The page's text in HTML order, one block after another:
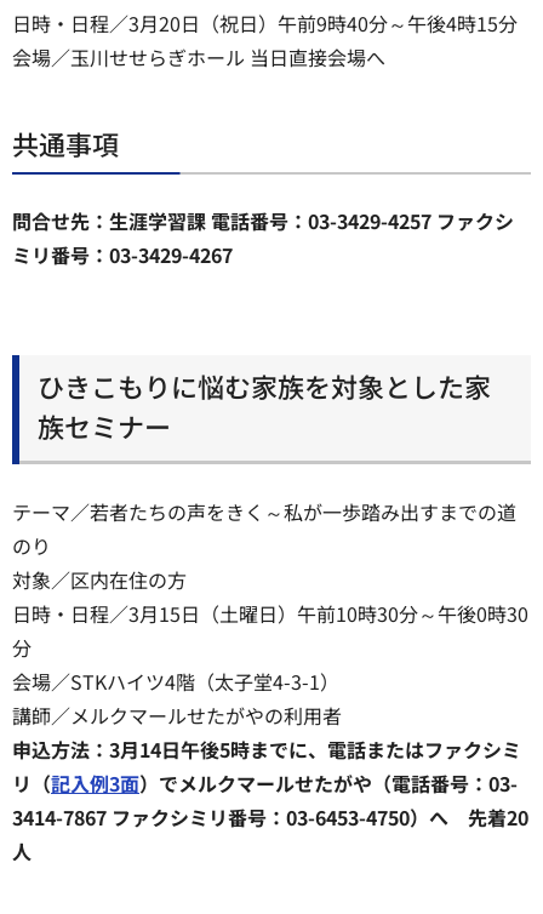
日時・日程／3月20日（祝日）午前9時40分～午後4時15分
会場／玉川せせらぎホール 当日直接会場へ
共通事項
問合せ先：生涯学習課 電話番号：03-3429-4257 ファクシ
ミリ番号：03-3429-4267
ひきこもりに悩む家族を対象とした家
族セミナー
テーマ／若者たちの声をきく～私が一歩踏み出すまでの道
のり
対象／区内在住の方
日時・日程／3月15日（土曜日）午前10時30分～午後0時30
分
会場／STKハイツ4階（太子堂4-3-1）
講師／メルクマールせたがやの利用者
申込方法：3月14日午後5時までに、電話またはファクシミ
リ（記入例3面）でメルクマールせたがや（電話番号：03-
3414-7867 ファクシミリ番号：03-6453-4750）へ 先着20
人